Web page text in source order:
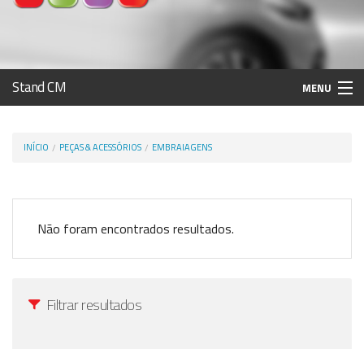
Stand CM MENU
Registo / Login
Anunciar Agora
INÍCIO PEÇAS & ACESSÓRIOS EMBRAIAGENS
Não foram encontrados resultados.
Filtrar resultados